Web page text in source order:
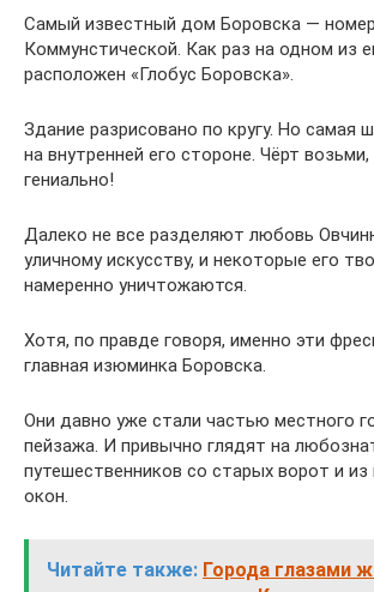
Самый известный дом Боровска —
Коммунстической. Как раз на одном из
расположен «Глобус Боровска».
Здание разрисовано по кругу. Но самая
на внутренней его стороне. Чёрт
гениально!
Далеко не все разделяют любовь
уличному искусству, и некоторые его
намеренно уничтожаются.
Хотя, по правде говоря, именно эти
главная изюминка Боровска.
Они давно уже стали частью местного
пейзажа. И привычно глядят на
путешественников со старых ворот и из
окон.
Читайте также: Города глазами